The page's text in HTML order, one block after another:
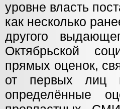
уровне власть
как несколько
другого
Октябрьской
прямых оценок,
от первых лиц
определённые